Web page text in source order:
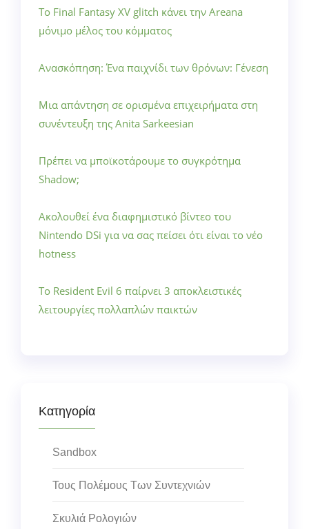
Το Final Fantasy XV glitch κάνει την Areana
μόνιμο μέλος του κόμματος
Ανασκόπηση: Ένα παιχνίδι των θρόνων: Γένεση
Μια απάντηση σε ορισμένα επιχειρήματα στη
συνέντευξη της Anita Sarkeesian
Πρέπει να μποϊκοτάρουμε το συγκρότημα
Shadow;
Ακολουθεί ένα διαφημιστικό βίντεο του
Nintendo DSi για να σας πείσει ότι είναι το νέο
hotness
Το Resident Evil 6 παίρνει 3 αποκλειστικές
λειτουργίες πολλαπλών παικτών
Κατηγορία
Sandbox
Τους Πολέμους Των Συντεχνιών
Σκυλιά Ρολογιών